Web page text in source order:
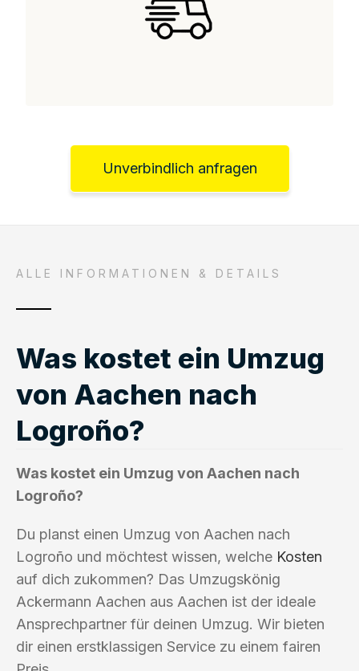
Unverbindlich anfragen
ALLE INFORMATIONEN & DETAILS
Was kostet ein Umzug
von Aachen nach
Logroño?
Was kostet ein Umzug von Aachen nach
Logroño?
Du planst einen Umzug von Aachen nach
Logroño und möchtest wissen, welche Kosten
auf dich zukommen? Das Umzugskönig
Ackermann Aachen aus Aachen ist der ideale
Ansprechpartner für deinen Umzug. Wir bieten
dir einen erstklassigen Service zu einem fairen